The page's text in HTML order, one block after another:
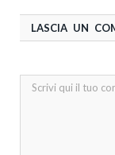
LASCIA UN